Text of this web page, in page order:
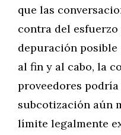
que las
contra del
depuración posible
al fin y al cabo, la
proveedores
subcotización aún
límite legalmente